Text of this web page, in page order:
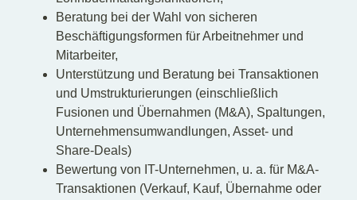
Beratung bei der Wahl von sicheren
Beschäftigungsformen für Arbeitnehmer und
Mitarbeiter,
Unterstützung und Beratung bei Transaktionen
und Umstrukturierungen (einschließlich
Fusionen und Übernahmen (M&A), Spaltungen,
Unternehmensumwandlungen, Asset- und
Share-Deals)
Bewertung von IT-Unternehmen, u. a. für M&A-
Transaktionen (Verkauf, Kauf, Übernahme oder